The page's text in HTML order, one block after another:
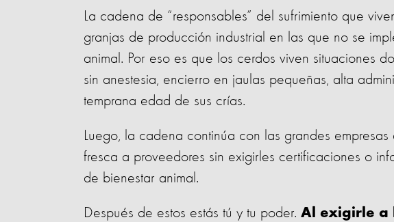
La cadena de “responsables” del sufrimiento que
granjas de producción industrial en las que no se
animal. Por eso es que los cerdos viven situaciones
sin anestesia, encierro en jaulas pequeñas, alta
temprana edad de sus crías.
Luego, la cadena continúa con las grandes
fresca a proveedores sin exigirles certificaciones o
de bienestar animal.
Después de estos estás tú y tu poder. Al exigirle a